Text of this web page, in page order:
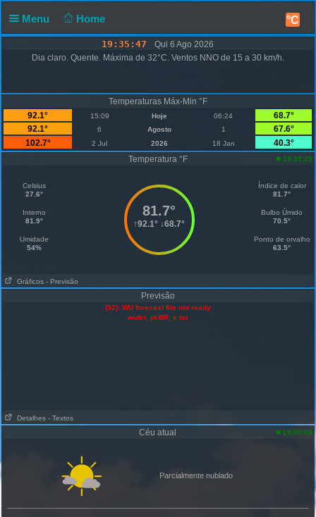
Menu Home °C
19:35:47
Qui 6 Ago 2026
Dia claro. Quente. Máxima de 32°C. Ventos NNO de 15 a 30 km/h.
Temperaturas Máx-Min °F
92.1°
15:09 Hoje 06:24
68.7°
92.1°
6 Agosto 1
67.6°
102.7°
2 Jul 2026 18 Jan
40.3°
Temperatura °F
19:35:25
Celsius
27.6°
Interno
81.9°
Umidade
54%
81.7°
↑92.1° ↓68.7°
Índice de calor
81.7°
Bulbo Úmido
70.5°
Ponto de orvalho
63.5°
Gráficos - Previsão
Previsão
(52): WU forecast file not ready
wufct_pt-BR_e.txt
Detalhes - Textos
Céu atual 19:00:00
Parcialmente nublado